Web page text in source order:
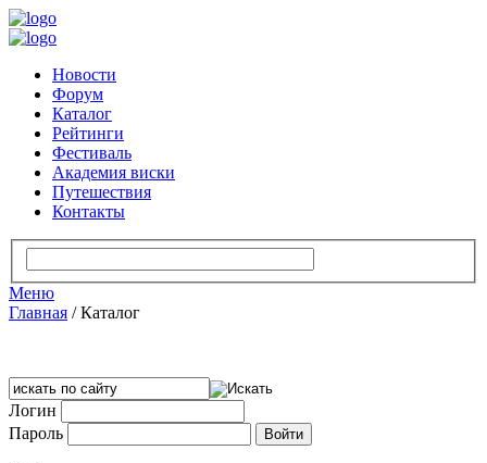
Новости
Форум
Каталог
Рейтинги
Фестиваль
Академия виски
Путешествия
Контакты
Меню
Главная /Каталог
Логин
Пароль